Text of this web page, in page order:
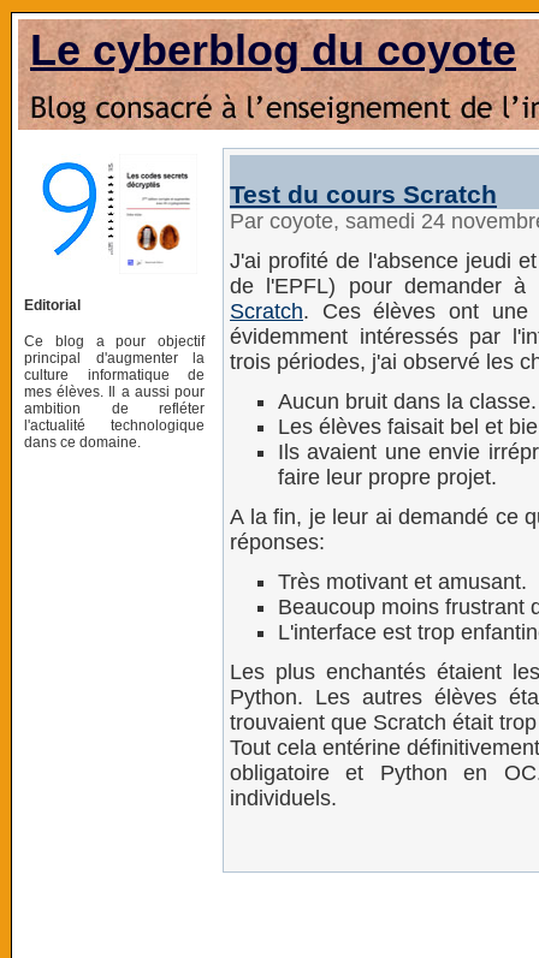
Le cyberblog du coyote
Editorial
Ce blog a pour objectif
principal d'augmenter la
culture informatique de
mes élèves. Il a aussi pour
ambition de refléter
l'actualité technologique
dans ce domaine.
Test du cours Scratch
Par coyote, samedi 24
J'ai profité de l'absence jeudi
de l'EPFL) pour demander
Scratch. Ces élèves ont une
évidemment intéressés par
trois périodes, j'ai observé les
Aucun bruit dans la classe.
Les élèves faisait bel et
Ils avaient une envie
faire leur propre projet.
A la fin, je leur ai demandé ce
réponses:
Très motivant et amusant.
Beaucoup moins frustrant
L'interface est trop
Les plus enchantés étaient
Python. Les autres élèves
trouvaient que Scratch était
Tout cela entérine
obligatoire et Python en
individuels.